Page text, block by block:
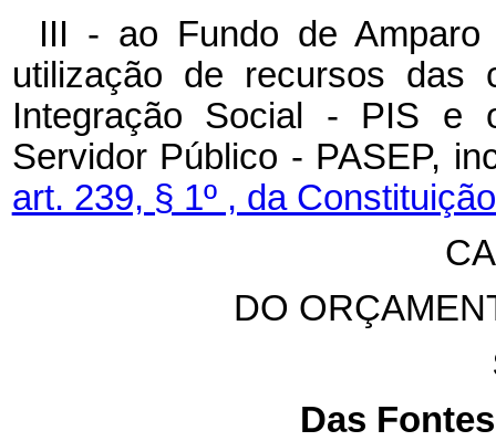
III - ao Fundo de Amparo
utilização de recursos das
Integração Social - PIS e
Servidor Público - PASEP,
art. 239, § 1º , da
DO
Das